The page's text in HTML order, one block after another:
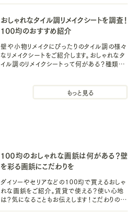
おしゃれなタイル調リメイクシートを調査！
100均のおすすめ紹介
壁や小物リメイクにぴったりのタイル調の様々
なリメイクシートをご紹介します。おしゃれなタ
イル調のリメイクシートって何がある？種類や
壁掛けインテリア
100均のおしゃれな画鋲は何がある？壁
を彩る画鋲にこだわりを
ダイソーやセリアなどの100均で買えるおしゃ
れな画鋲をご紹介。賃貸で使える？使い心地
は？気になることもお伝えします！こだわりのお